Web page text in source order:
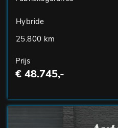
Hybride
25.800 km
Prijs
€ 48.745,-